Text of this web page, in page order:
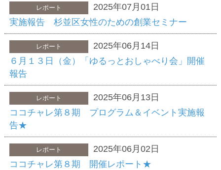
レポート
2025年07月01日
実施報告 杉並区女性のための創業セミナー
レポート
2025年06月14日
６月１３日（金）「ゆるっとおしゃべり会」開催
報告
レポート
2025年06月13日
ココチャレ第８期 プログラム＆イベント実施報
告★
レポート
2025年06月02日
ココチャレ第８期 開催レポート★